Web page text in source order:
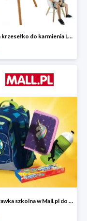
Nania krzesełko do karmienia LUNA 2w1
Wyprawka szkolna w Mall.pl do -40%